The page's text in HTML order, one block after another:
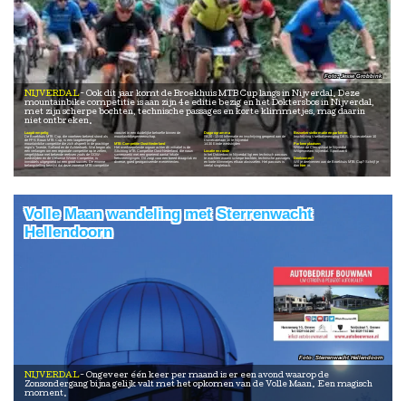
NIJVERDAL
mountainbike competitie is aan zijn 4e editie bezig en het Doktersbos in Nijverdal,
met zijn scherpe bochten, technische passages en korte klimmetjes, mag daarin
niet ontbreken.
Laagdrempelig
De Broekhuis MTB Cup, die voorheen bekend stond als
de FPS Bouw MTB Cup, is een laagdrempelige
mountainbike competitie die zich afspeelt in de prachtige
regio's Twente, Salland en de Achterhoek. Wat begon als
een verlangen om een regionale competitie op te zetten,
vergelijkbaar met bekende reeksen zoals de GOW-
wedstrijden en de Veluwse Winter Competitie, is
inmiddels uitgegroeid tot een groot succes. De enorme
belangstelling bewijst dat deze zomerse MTB-competitie
voorziet in een duidelijke behoefte binnen de
mountainbikegemeenschap.
MTB Competitie Oost-Nederland
Het overkoepelende orgaan achter dit initiatief is de
Stichting MTB Competitie Oost-Nederland, die nauw
samenwerkt met een groeiend aantal lokale
fietsverenigingen. Dit zorgt voor een breed draagvlak en
diverse, goed georganiseerde evenementen.
Dagprogramma
08:20 - 13:00 Informatie en inschrijving geopend aan de
Duivecatelaan 10 te Nijverdal
14:30 Einde wedstrijden
Locatie en ronde
In het Dokterbos in Nijverdal ligt een technisch parcours
te wachten waarin scherpe bochten, technische passages
en korte klimmetjes elkaar afwisselen. Het parcours is
veelal singletrack.
Bezoekersinformatie en parkeren
Inschrijving Voetbalvereniging DES. Duivecatelaan 10
Parkeerplaatsen:
Willem de Clercqstraat te Nijverdal
Wilgenweard Nijverdal. Sportlaan 6
Deelnemen?
Wil je deelnemen aan de Broekhuis MTB Cup? Schrijf je
dan hier in.
Jesse Grobbink
Volle Maan wandeling met Sterrenwacht
Hellendoorn
NIJVERDAL
Zonsondergang bijna gelijk valt met het opkomen van de Volle Maan. Een magisch
moment.
Sterrenwacht Hellendoorn